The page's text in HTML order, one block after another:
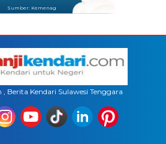
Sumber: Kemenag
Berita Kendari Sulawesi Tenggara